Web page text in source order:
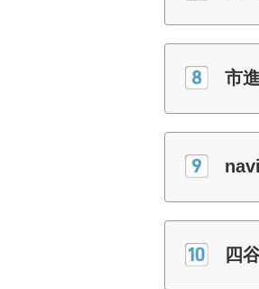
市
四